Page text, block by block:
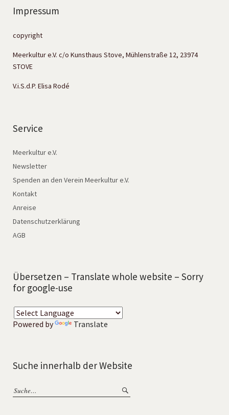
Impressum
copyright
Meerkultur e.V. c/o Kunsthaus Stove, Mühlenstraße 12, 23974
STOVE
V.i.S.d.P. Elisa Rodé
Service
Meerkultur e.V.
Newsletter
Spenden an den Verein Meerkultur e.V.
Kontakt
Anreise
Datenschutzerklärung
AGB
Übersetzen – Translate whole website – Sorry
for google-use
Powered by Translate
Suche innerhalb der Website